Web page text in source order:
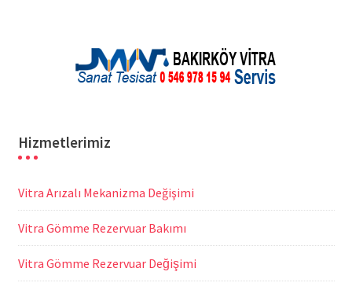
Hizmetlerimiz
Vitra Arızalı Mekanizma Değişimi
Vitra Gömme Rezervuar Bakımı
Vitra Gömme Rezervuar Değişimi